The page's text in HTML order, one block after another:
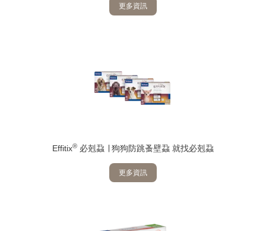
更多資訊
Effitix® 必剋蝨 ∣ 狗狗防跳蚤壁蝨 就找必剋蝨
更多資訊